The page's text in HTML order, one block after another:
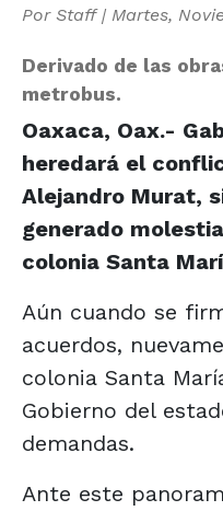
Por Staff| Martes,
Derivado de las
metrobus.
Oaxaca, Oax.-
heredará el
Alejandro Murat,
generado
colonia Santa
Aún cuando se
acuerdos,
colonia Santa
Gobierno del
demandas.
Ante este